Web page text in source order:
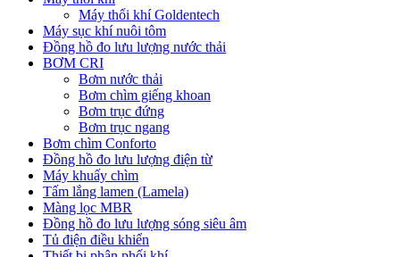
Máy thổi khí Goldentech
Máy sục khí nuôi tôm
Đồng hồ đo lưu lượng nước thải
BƠM CRI
Bơm nước thải
Bơm chìm giếng khoan
Bơm trục đứng
Bơm trục ngang
Bơm chìm Conforto
Đồng hồ đo lưu lượng điện từ
Máy khuấy chìm
Tấm lắng lamen (Lamela)
Màng lọc MBR
Đồng hồ đo lưu lượng sóng siêu âm
Tủ điện điều khiển